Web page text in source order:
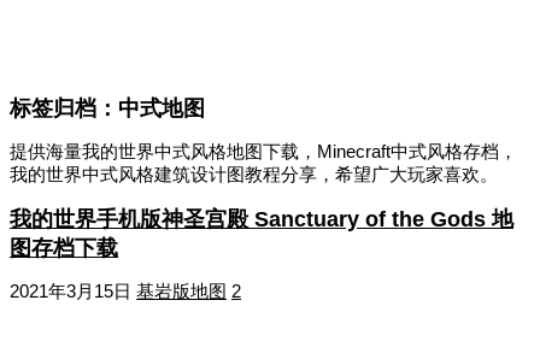
标签归档： 中式地图
提供海量我的世界中式风格地图下载，Minecraft中式风格存档，
我的世界中式风格建筑设计图教程分享，希望广大玩家喜欢。
我的世界手机版神圣宫殿 Sanctuary of the Gods 地
图存档下载
2021年3月15日 基岩版地图 2